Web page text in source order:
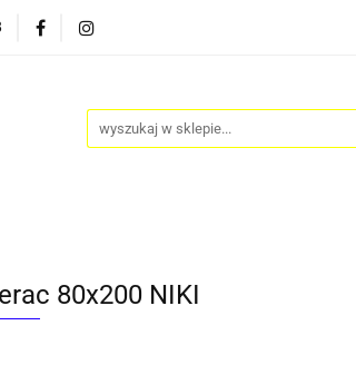
AKCESORIA
80x200 NIKI